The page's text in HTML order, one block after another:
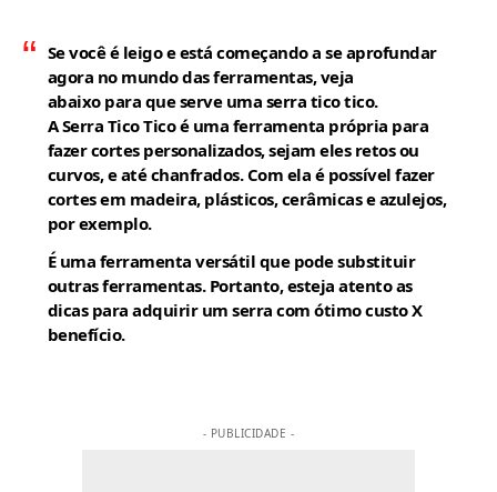
Se você é leigo e está começando a se aprofundar
agora no mundo das ferramentas, veja
abaixo para que serve uma serra tico tico.
A Serra Tico Tico é uma ferramenta própria para
fazer cortes personalizados, sejam eles retos ou
curvos, e até chanfrados. Com ela é possível fazer
cortes em madeira, plásticos, cerâmicas e azulejos,
por exemplo.
É uma ferramenta versátil que pode substituir
outras ferramentas. Portanto, esteja atento as
dicas para adquirir um serra com ótimo custo X
benefício.
- PUBLICIDADE -